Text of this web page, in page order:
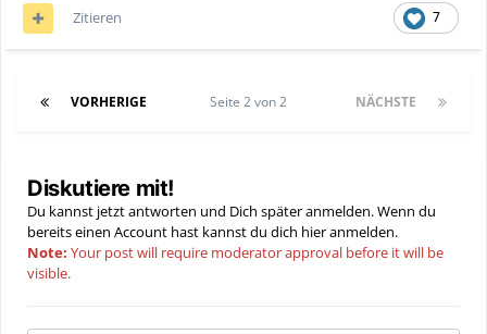
7
Zitieren
VORHERIGE NÄCHSTE
Seite 2 von 2
Diskutiere mit!
Du kannst jetzt antworten und Dich später anmelden. Wenn du
bereits einen Account hast kannst du dich hieranmelden.
Note: Your post will require moderator approval before it will be
visible.